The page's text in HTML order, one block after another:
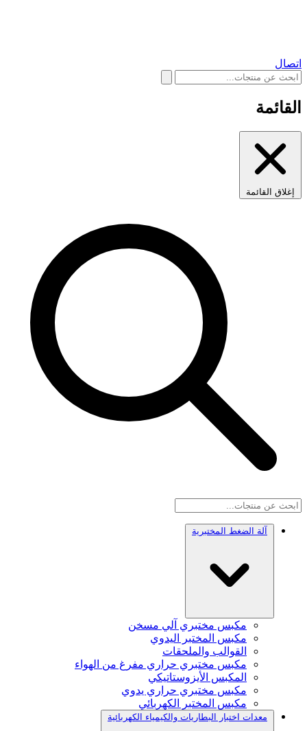
اتصال
القائمة
إغلاق القائمة
آلة الضغط المختبرية
مكبس مختبري آلي مسخن
مكبس المختبر اليدوي
القوالب والملحقات
مكبس مختبري حراري مفرغ من الهواء
المكبس الأيزوستاتيكي
مكبس مختبري حراري يدوي
مكبس المختبر الكهربائي
معدات اختبار البطاريات والكيمياء الكهربائية